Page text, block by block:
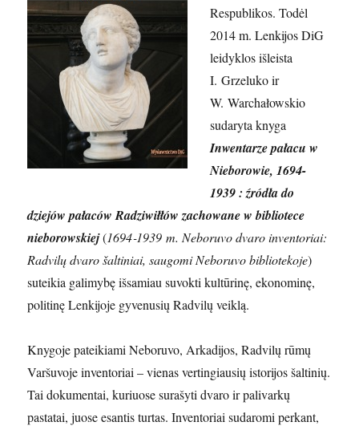
Respublikos. Todėl
2014 m. Lenkijos DiG
leidyklos išleista
I. Grzeluko ir
W. Warchałowskio
sudaryta knyga
Inwentarze pałacu w
Nieborowie, 1694-
1939 : źródła do
dziejów pałaców Radziwiłłów zachowane w bibliotece
nieborowskiej(1694‑1939 m. Neboruvo dvaro inventoriai:
Radvilų dvaro šaltiniai, saugomi Neboruvo bibliotekoje)
suteikia galimybę išsamiau suvokti kultūrinę, ekonominę,
politinę Lenkijoje gyvenusių Radvilų veiklą.
Knygoje pateikiami Neboruvo, Arkadijos, Radvilų rūmų
Varšuvoje inventoriai – vienas vertingiausių istorijos šaltinių.
Tai dokumentai, kuriuose surašyti dvaro ir palivarkų
pastatai, juose esantis turtas. Inventoriai sudaromi perkant,